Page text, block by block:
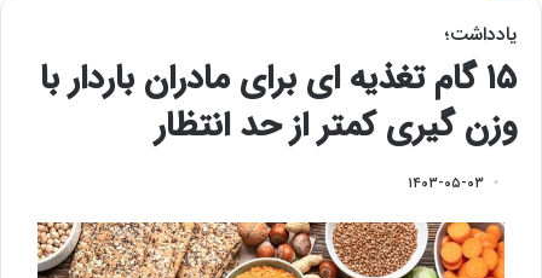
یادداشت؛
۱۵ گام تغذیه ای برای مادران باردار با
وزن گیری کمتر از حد انتظار
۱۴۰۳-۰۵-۰۳